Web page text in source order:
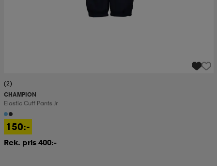
(2)
CHAMPION
Elastic Cuff Pants Jr
150:-
Rek. pris 400:-